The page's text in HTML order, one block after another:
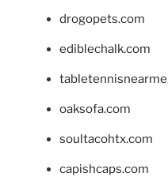
drogopets.com
ediblechalk.com
oaksofa.com
soultacohtx.com
capishcaps.com